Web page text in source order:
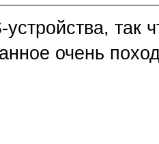
так
очень